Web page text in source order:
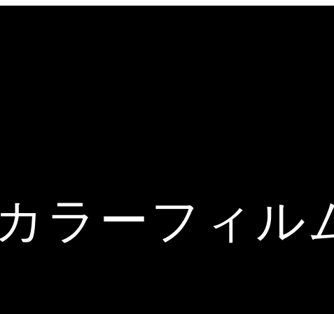
カラーフィル